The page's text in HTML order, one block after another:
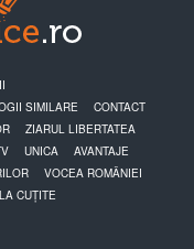
SIMILARE
CONTACT
ZIARUL LIBERTATEA
UNICA
AVANTAJE
VOCEA ROMÂNIEI
CUȚITE